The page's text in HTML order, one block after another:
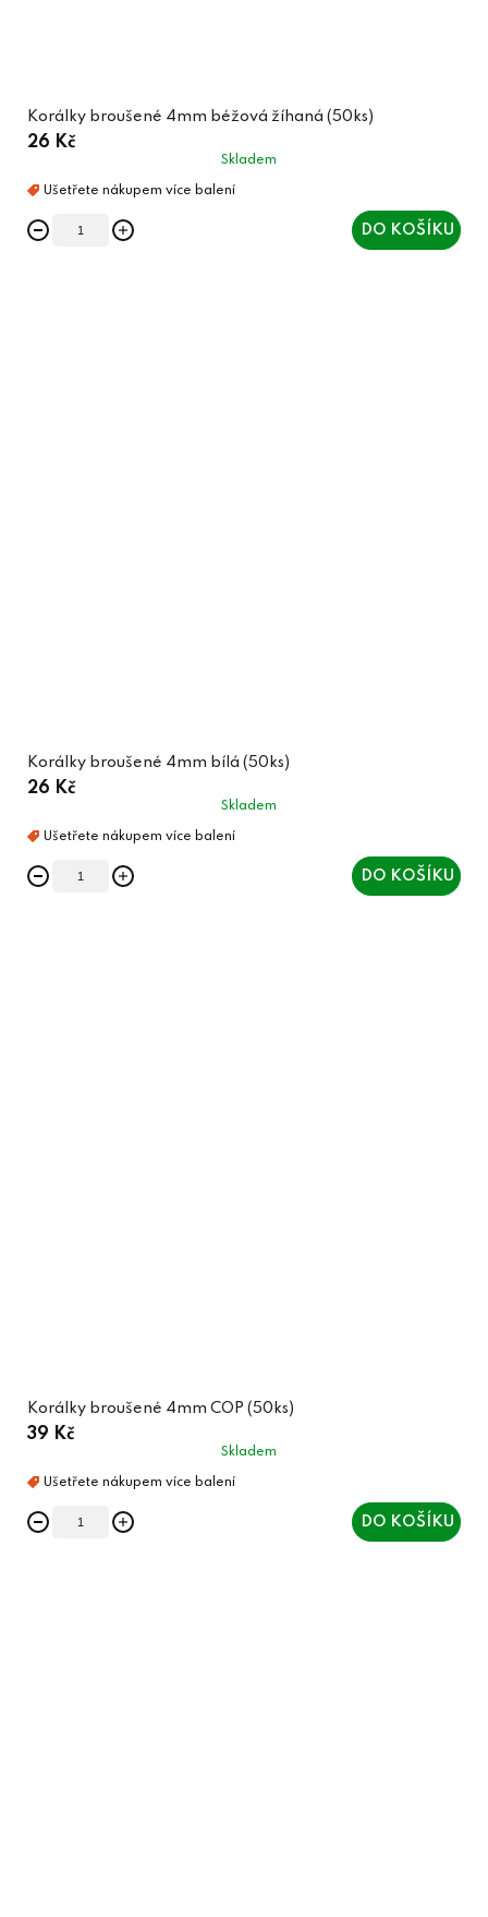
Korálky broušené 4mm béžová žíhaná (50ks)
26 Kč
Skladem
DO KOŠÍKU
Korálky broušené 4mm bílá (50ks)
26 Kč
Skladem
DO KOŠÍKU
Korálky broušené 4mm COP (50ks)
39 Kč
Skladem
DO KOŠÍKU